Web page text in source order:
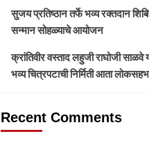
सुजय प्रतिष्ठान तर्फे भव्य रक्तदान
सन्मान सोहळ्याचे आयोजन
क्रांतिवीर वस्ताद लहुजी राघोजी साळवे
भव्य चित्रपटाची निर्मिती आता
Recent Comments